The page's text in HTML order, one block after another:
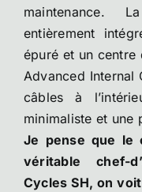
maintenance.
entièrement
épuré et un
Advanced Internal
câbles à
minimaliste et une
Je pense que le
véritable chef-
Cycles SH, on